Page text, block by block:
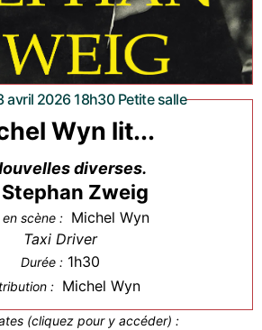
13 avril 2026 18h30 Petite salle
Wyn lit...
diverses.
Stephan Zweig
en scène : Michel Wyn
Taxi Driver
Durée : 1h30
: Michel Wyn
(cliquez pour y accéder) :